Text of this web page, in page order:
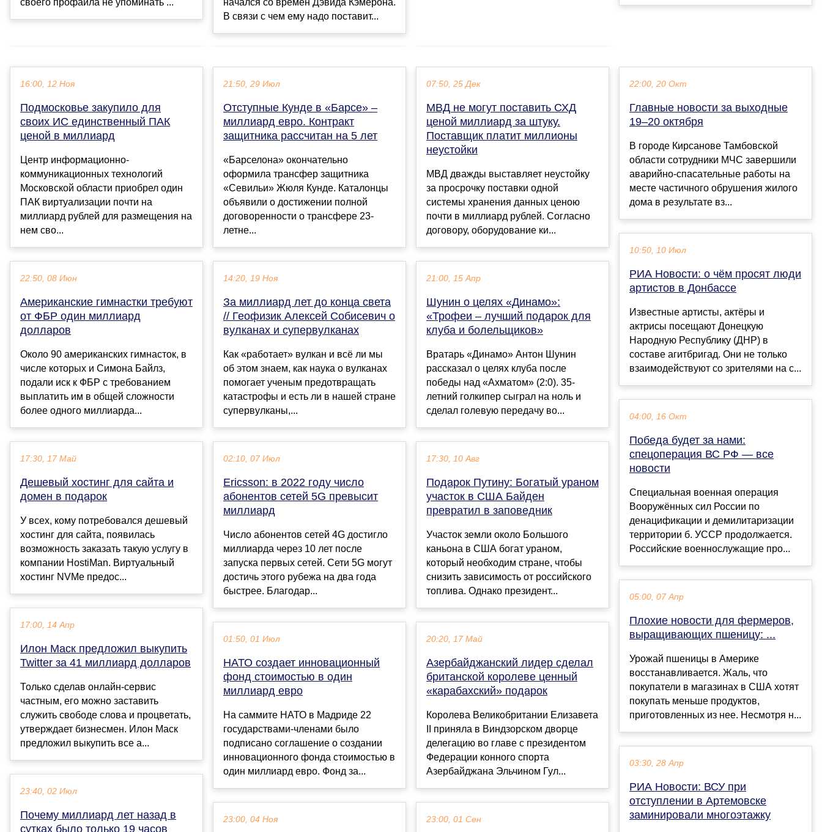
своего профайла не упоминать ...
В связи с чем ему надо поставит...
16:00, 12 Ноя
Подмосковье закупило для
своих ИС единственный ПАК
ценой в миллиард
Центр информационно-
коммуникационных технологий
Московской области приобрел один
ПАК виртуализации почти на
миллиард рублей для размещения на
нем сво...
22:50, 08 Июн
Американские гимнастки требуют
от ФБР один миллиард
долларов
Около 90 американских гимнасток, в
числе которых и Симона Байлз,
подали иск к ФБР с требованием
выплатить им в общей сложности
более одного миллиарда...
17:30, 17 Май
Дешевый хостинг для сайта и
домен в подарок
У всех, кому потребовался дешевый
хостинг для сайта, появилась
возможность заказать такую услугу в
компании HostiMan. Виртуальный
хостинг NVMe предос...
17:00, 14 Апр
Илон Маск предложил выкупить
Twitter за 41 миллиард долларов
Только сделав онлайн-сервис
частным, его можно заставить
служить свободе слова и процветать,
утверждает бизнесмен. Илон Маск
предложил выкупить все а...
23:40, 02 Июл
Почему миллиард лет назад в
сутках было только 19 часов
21:50, 29 Июл
Отступные Кунде в «Барсе» –
миллиард евро. Контракт
защитника рассчитан на 5 лет
«Барселона» окончательно
оформила трансфер защитника
«Севильи» Жюля Кунде. Каталонцы
объявили о достижении полной
договоренности о трансфере 23-
летне...
14:20, 19 Ноя
За миллиард лет до конца света
// Геофизик Алексей Собисевич о
вулканах и супервулканах
Как «работает» вулкан и всё ли мы
об этом знаем, как наука о вулканах
помогает ученым предотвращать
катастрофы и есть ли в нашей стране
супервулканы,...
02:10, 07 Июл
Ericsson: в 2022 году число
абонентов сетей 5G превысит
миллиард
Число абонентов сетей 4G достигло
миллиарда через 10 лет после
запуска первых сетей. Сети 5G могут
достичь этого рубежа на два года
быстрее. Благодар...
01:50, 01 Июл
НАТО создает инновационный
фонд стоимостью в один
миллиард евро
На саммите НАТО в Мадриде 22
государствами-членами было
подписано соглашение о создании
инновационного фонда стоимостью в
один миллиард евро. Фонд за...
23:00, 04 Ноя
07:50, 25 Дек
МВД не могут поставить СХД
ценой миллиард за штуку.
Поставщик платит миллионы
неустойки
МВД дважды выставляет неустойку
за просрочку поставки одной
системы хранения данных ценою
почти в миллиард рублей. Согласно
договору, оборудование ки...
21:00, 15 Апр
Шунин о целях «Динамо»:
«Трофеи – лучший подарок для
клуба и болельщиков»
Вратарь «Динамо» Антон Шунин
рассказал о целях клуба после
победы над «Ахматом» (2:0). 35-
летний голкипер сыграл на ноль и
сделал голевую передачу во...
17:30, 10 Авг
Подарок Путину: Богатый ураном
участок в США Байден
превратил в заповедник
Участок земли около Большого
каньона в США богат ураном,
который необходим стране, чтобы
снизить зависимость от российского
топлива. Однако президент...
20:20, 17 Май
Азербайджанский лидер сделал
британской королеве ценный
«карабахский» подарок
Королева Великобритании Елизавета
II приняла в Виндзорском дворце
делегацию во главе с президентом
Федерации конного спорта
Азербайджана Эльчином Гул...
23:00, 01 Сен
22:00, 20 Окт
Главные новости за выходные
19–20 октября
В городе Кирсанове Тамбовской
области сотрудники МЧС завершили
аварийно-спасательные работы на
месте частичного обрушения жилого
дома в результате вз...
10:50, 10 Июл
РИА Новости: о чём просят люди
артистов в Донбассе
Известные артисты, актёры и
актрисы посещают Донецкую
Народную Республику (ДНР) в
составе агитбригад. Они не только
взаимодействуют со зрителями на с...
04:00, 16 Окт
Победа будет за нами:
спецоперация ВС РФ — все
новости
Специальная военная операция
Вооружённых сил России по
денацификации и демилитаризации
территории б. УССР продолжается.
Российские военнослужащие про...
05:00, 07 Апр
Плохие новости для фермеров,
выращивающих пшеницу: ...
Урожай пшеницы в Америке
восстанавливается. Жаль, что
покупатели в магазинах в США хотят
покупать меньше продуктов,
приготовленных из нее. Несмотря н...
03:30, 28 Апр
РИА Новости: ВСУ при
отступлении в Артемовске
заминировали многоэтажку